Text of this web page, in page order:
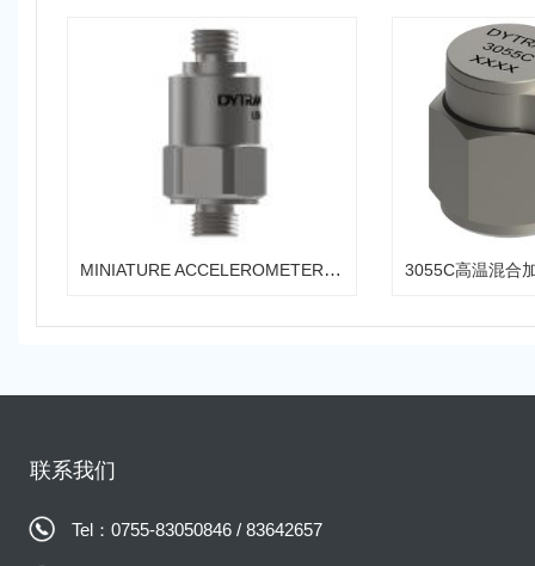
MINIATURE ACCELEROMETER 微型加速度传感器 3055C高温混合
联系我们
Tel：0755-83050846 / 83642657